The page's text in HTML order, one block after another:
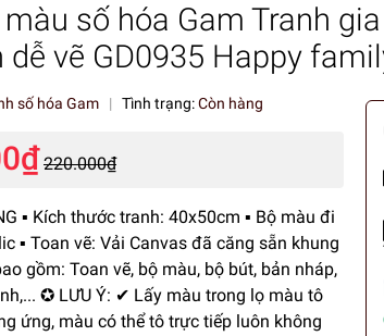
số hóa Gam Tranh
dễ vẽ GD0935 Happy
số hóa Gam | Tình trạng:Còn hàng
220.000₫
▪️ Kích thước tranh: 40x50cm ▪️ Bộ màu đi
▪️ Toan vẽ: Vải Canvas đã căng sẵn khung
gồm: Toan vẽ, bộ màu, bộ bút, bản nháp,
✪ LƯU Ý: ✔ Lấy màu trong lọ màu tô
ứng, màu có thể tô trực tiếp luôn không